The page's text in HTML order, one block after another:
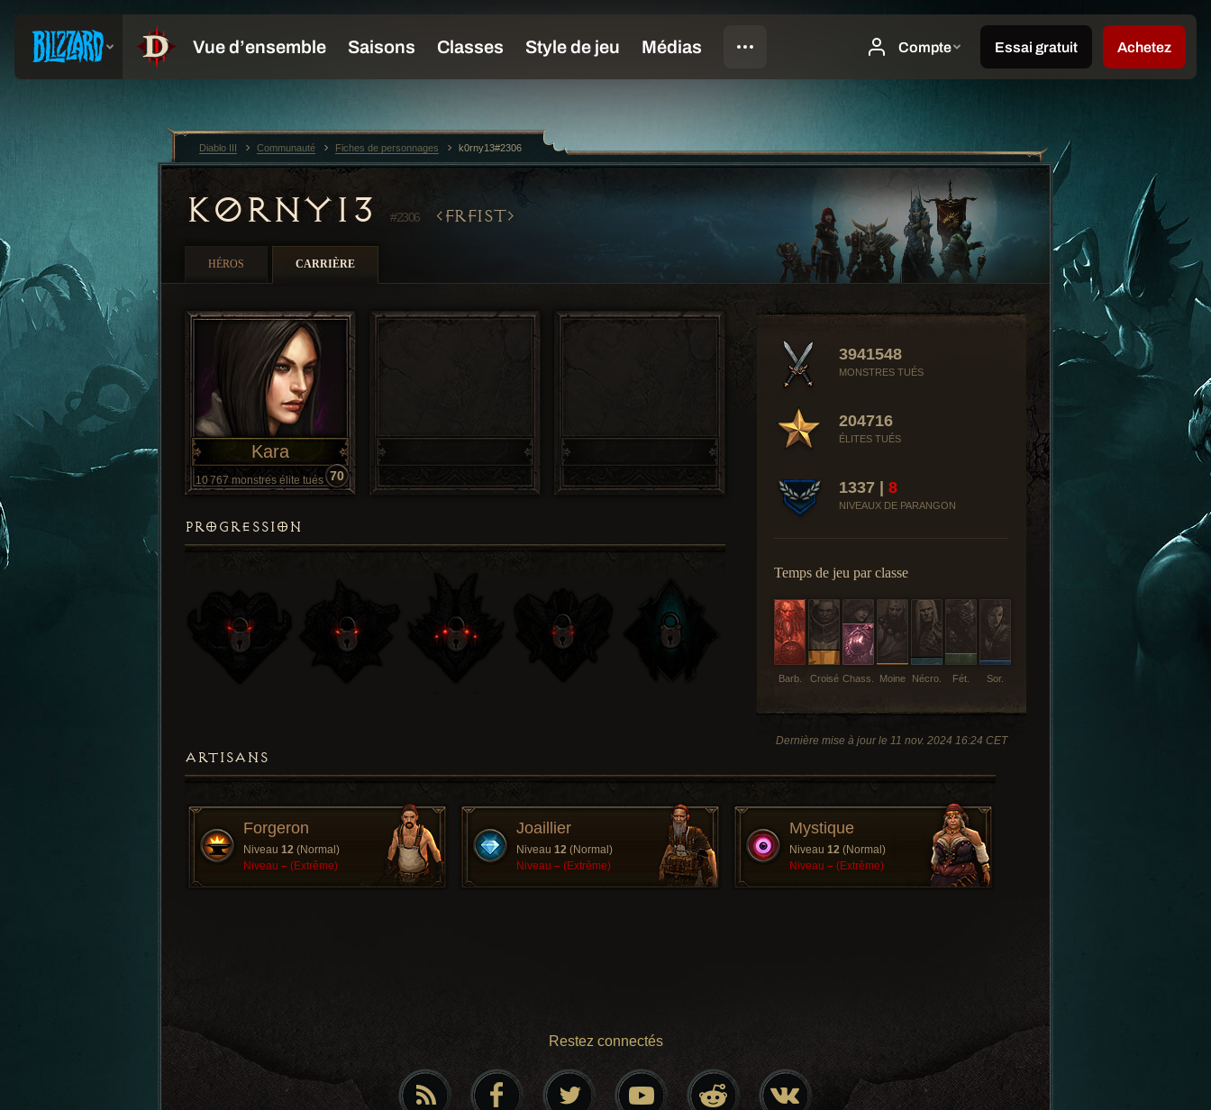
K0RNY13 #2306 FRFIST
HÉROS CARRIÈRE
3941548
MONSTRES TUÉS
204716
ÉLITES TUÉS
1337 | 8
NIVEAUX DE PARANGON
Temps de jeu par classe
Barb. Chass.
Croisé Fét.
Moine Nécro. Sor.
Dernière mise à jour le 11 nov. 2024 16:24 CET
Kara
10 767 monstres élite tués 70
PROGRESSION
ARTISANS
Forgeron
Niveau 12 (Normal)
Niveau – (Extrême)
Joaillier
Niveau 12 (Normal)
Niveau – (Extrême)
Mystique
Niveau 12 (Normal)
Niveau – (Extrême)
Restez connectés
Diablo III Communauté Fiches de personnages k0rny13#2306